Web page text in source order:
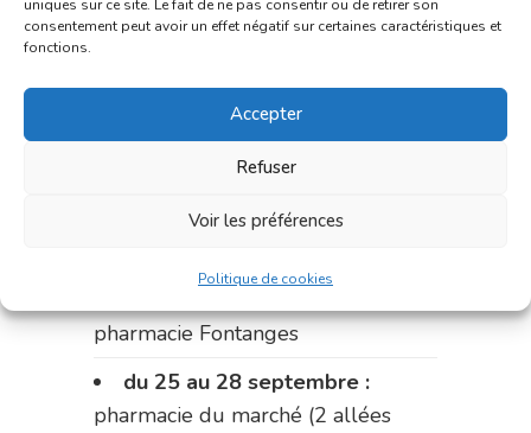
uniques sur ce site. Le fait de ne pas consentir ou de retirer son
consentement peut avoir un effet négatif sur certaines caractéristiques et
fonctions.
Accepter
Refuser
Voir les préférences
Politique de cookies
du 11 au 14 septembre :
République)
Le 14 septembre :pharmacie
Charignon-Dumas (La Fouillade)
du 14 au 18 septembre :
pharmacie Fontanges
du 25 au 28 septembre :
pharmacie du marché (2 allées